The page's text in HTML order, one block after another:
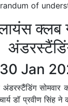
of
लायंस
30 Jan
डॉ